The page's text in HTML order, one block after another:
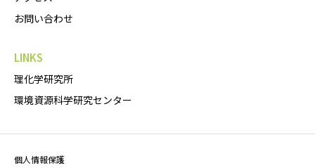
お問い合わせ
LINKS
理化学研究所
環境資源科学研究センター
個人情報保護